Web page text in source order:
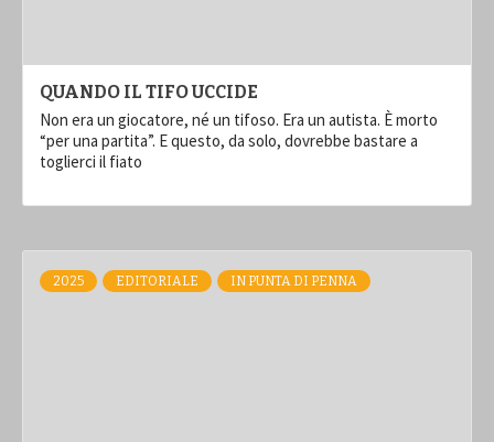
QUANDO IL TIFO UCCIDE
Non era un giocatore, né un tifoso. Era un autista. È morto
“per una partita”. E questo, da solo, dovrebbe bastare a
toglierci il fiato
2025 EDITORIALE IN PUNTA DI PENNA